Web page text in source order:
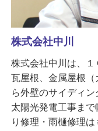
株式会社中川
株式会社中川は、
瓦屋根、金属屋根
ら外壁のサイディ
太陽光発電工事ま
り修理・雨樋修理